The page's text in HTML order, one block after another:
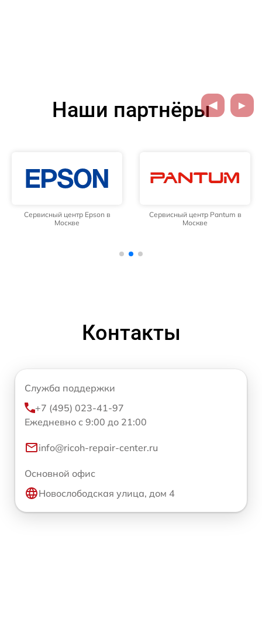
Наши партнёры
Сервисный центр Epson в
Москве
Сервисный центр Pantum в
Москве
Контакты
Служба поддержки
+7 (495) 023-41-97
Ежедневно с 9:00 до 21:00
info@ricoh-repair-center.ru
Основной офис
Новослободская улица, дом 4